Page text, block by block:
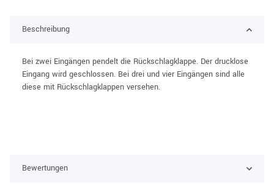
Beschreibung
Bei zwei Eingängen pendelt die Rückschlagklappe. Der drucklose
Eingang wird geschlossen. Bei drei und vier Eingängen sind alle
diese mit Rückschlagklappen versehen.
Bewertungen